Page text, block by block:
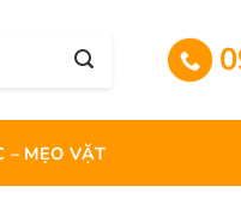
– MẸO VẶT